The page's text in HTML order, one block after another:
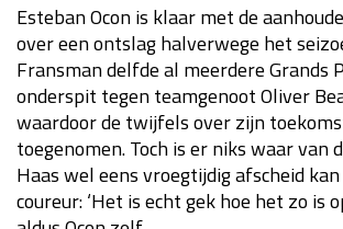
Kwalificatie
Race
GP MEXICO 2026
Kwalificatie
Race
Esteban Ocon is klaar met de
over een ontslag halverwege het
Fransman delfde al meerdere Grands
onderspit tegen teamgenoot Oliver
waardoor de twijfels over zijn
toegenomen. Toch is er niks waar van
Haas wel eens vroegtijdig afscheid
coureur: ‘Het is echt gek hoe het zo is